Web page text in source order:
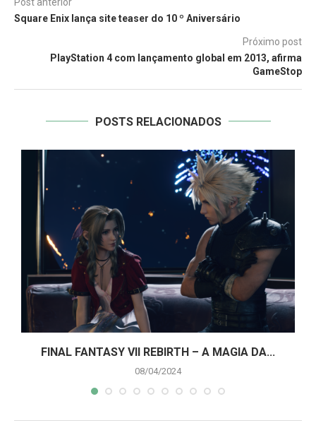
Square Enix lança site teaser do 10 º Aniversário
Próximo post
PlayStation 4 com lançamento global em 2013, afirma
GameStop
POSTS RELACIONADOS
FINAL FANTASY VII REBIRTH – A MAGIA DA...
08/04/2024